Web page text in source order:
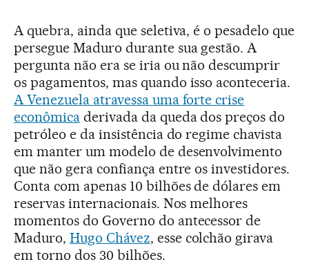
A quebra, ainda que seletiva, é o pesadelo que
persegue Maduro durante sua gestão. A
pergunta não era se iria ou não descumprir
os pagamentos, mas quando isso aconteceria.
A Venezuela atravessa uma forte crise
econômicaderivada da queda dos preços do
petróleo e da insistência do regime chavista
em manter um modelo de desenvolvimento
que não gera confiança entre os investidores.
Conta com apenas 10 bilhões de dólares em
reservas internacionais. Nos melhores
momentos do Governo do antecessor de
Maduro, Hugo Chávez, esse colchão girava
em torno dos 30 bilhões.